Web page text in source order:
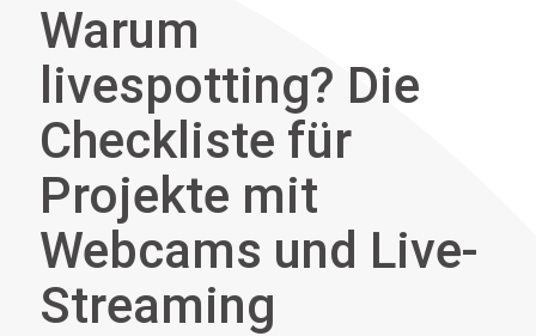
Warum
livespotting? Die
Checkliste für
Projekte mit
Webcams und Live-
Streaming